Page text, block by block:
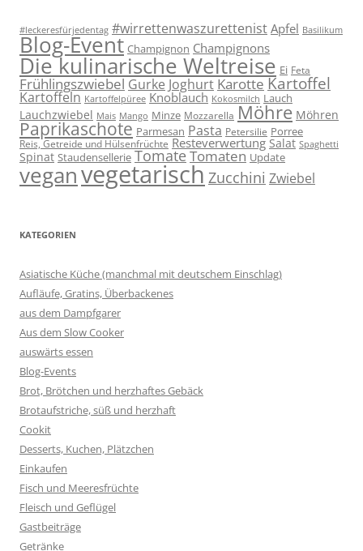
#leckeresfürjedentag #wirrettenwaszurettenist Apfel Basilikum
Blog-Event Champignon Champignons
Die kulinarische Weltreise Ei Feta
Frühlingszwiebel Gurke Joghurt Karotte Kartoffel
Kartoffeln Kartoffelpüree Knoblauch Kokosmilch Lauch
Lauchzwiebel Mais Mango Minze Mozzarella Möhre Möhren
Paprikaschote Parmesan Pasta Petersilie Porree
Reis, Getreide und Hülsenfrüchte Resteverwertung Salat Spaghetti
Spinat Staudensellerie TomateTomaten Update
veganvegetarischZucchini Zwiebel
KATEGORIEN
Asiatische Küche (manchmal mit deutschem Einschlag)
Aufläufe, Gratins, Überbackenes
aus dem Dampfgarer
Aus dem Slow Cooker
auswärts essen
Blog-Events
Brot, Brötchen und herzhaftes Gebäck
Brotaufstriche, süß und herzhaft
Cookit
Desserts, Kuchen, Plätzchen
Einkaufen
Fisch und Meeresfrüchte
Fleisch und Geflügel
Gastbeiträge
Getränke